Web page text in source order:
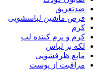
ضدتعریق
قرص ماشین لباسشویی
کرم
کرم و نرم کننده لب
لکه بر لباس
مایع ظرفشویی
مراقبت از پوست